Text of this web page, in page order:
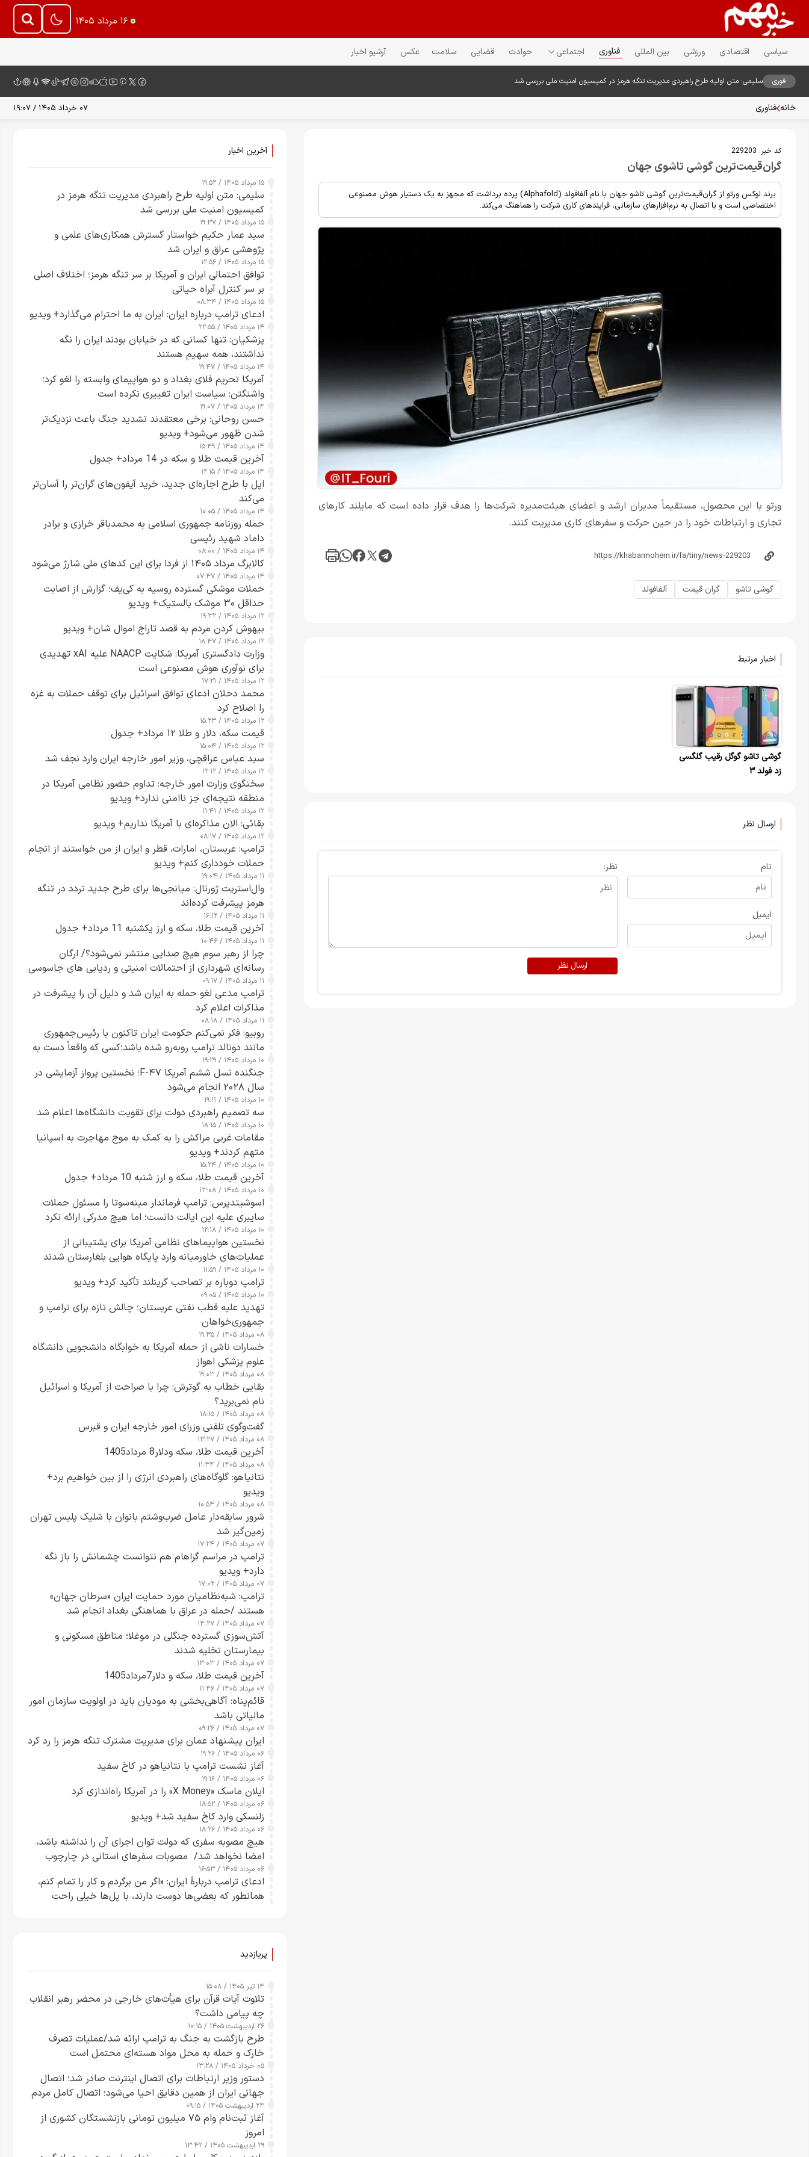
۱۶ مرداد ۱۴۰۵
سیاسی اقتصادی ورزشی بین المللی فناوری اجتماعی حوادث قضایی سلامت عکس آرشیو اخبار
فوری سلیمی: متن اولیه طرح راهبردی مدیریت تنگه هرمز در کمیسیون امنیت ملی بررسی شد
خانه فناوری ۰۷ خرداد ۱۴۰۵ / ۱۹:۰۷
کد خبر: 229203
گران‌قیمت‌ترین گوشی تاشوی جهان
برند لوکس ورتو از گران‌قیمت‌ترین گوشی تاشو جهان با نام آلفافولد (Alphafold) پرده برداشت که مجهز به یک دستیار هوش مصنوعی
اختصاصی است و با اتصال به نرم‌افزارهای سازمانی، فرایندهای کاری شرکت را هماهنگ می‌کند.
ورتو با این محصول، مستقیماً مدیران ارشد و اعضای هیئت‌مدیره شرکت‌ها را هدف قرار داده است که مایلند کارهای
تجاری و ارتباطات خود را در حین حرکت و سفرهای کاری مدیریت کنند.
گوشی تاشو گران قیمت آلفافولد
اخبار مرتبط
گوشی تاشو گوگل رقیب گلگسی
زد فولد ۳
ارسال نظر
نام
ایمیل
نظر:
ارسال نظر
آخرین اخبار
۱۵ مرداد ۱۴۰۵ / ۱۹:۵۲
سلیمی: متن اولیه طرح راهبردی مدیریت تنگه هرمز در
کمیسیون امنیت ملی بررسی شد
۱۵ مرداد ۱۴۰۵ / ۱۹:۳۷
سید عمار حکیم خواستار گسترش همکاری‌های علمی و
پژوهشی عراق و ایران شد
۱۵ مرداد ۱۴۰۵ / ۱۲:۵۶
توافق احتمالی ایران و آمریکا بر سر تنگه هرمز؛ اختلاف اصلی
بر سر کنترل آبراه حیاتی
۱۵ مرداد ۱۴۰۵ / ۰۸:۳۴
ادعای ترامپ درباره ایران: ایران به ما احترام می‌گذارد+ ویدیو
۱۴ مرداد ۱۴۰۵ / ۲۲:۵۵
پزشکیان: تنها کسانی که در خیابان بودند ایران را نگه
نداشتند، همه سهیم هستند
۱۴ مرداد ۱۴۰۵ / ۱۹:۴۷
آمریکا تحریم فلای بغداد و دو هواپیمای وابسته را لغو کرد؛
واشنگتن: سیاست ایران تغییری نکرده است
۱۴ مرداد ۱۴۰۵ / ۱۹:۰۷
حسن روحانی: برخی معتقدند تشدید جنگ باعث نزدیک‌تر
شدن ظهور می‌شود+ ویدیو
۱۴ مرداد ۱۴۰۵ / ۱۵:۴۹
آخرین قیمت طلا و سکه در 14 مرداد+ جدول
۱۴ مرداد ۱۴۰۵ / ۱۲:۱۵
اپل با طرح اجاره‌ای جدید، خرید آیفون‌های گران‌تر را آسان‌تر
می‌کند
۱۴ مرداد ۱۴۰۵ / ۱۰:۰۵
حمله روزنامه جمهوری اسلامی به محمدباقر خرازی و برادر
داماد شهید رئیسی
۱۴ مرداد ۱۴۰۵ / ۰۸:۰۰
کالابرگ مرداد ۱۴۰۵ از فردا برای این کدهای ملی شارژ می‌شود
۱۴ مرداد ۱۴۰۵ / ۰۷:۴۷
حملات موشکی گسترده روسیه به کی‌یف؛ گزارش از اصابت
حداقل ۳۰ موشک بالستیک+ ویدیو
۱۲ مرداد ۱۴۰۵ / ۱۹:۳۲
بیهوش کردن مردم به قصد تاراج اموال شان+ ویدیو
۱۲ مرداد ۱۴۰۵ / ۱۸:۴۷
وزارت دادگستری آمریکا: شکایت NAACP علیه xAI تهدیدی
برای نوآوری هوش مصنوعی است
۱۲ مرداد ۱۴۰۵ / ۱۷:۲۱
محمد دحلان ادعای توافق اسرائیل برای توقف حملات به غزه
را اصلاح کرد
۱۲ مرداد ۱۴۰۵ / ۱۵:۲۳
قیمت سکه، دلار و طلا ۱۲ مرداد+ جدول
۱۲ مرداد ۱۴۰۵ / ۱۵:۰۴
سید عباس عراقچی، وزیر امور خارجه ایران وارد نجف شد
۱۲ مرداد ۱۴۰۵ / ۱۲:۱۲
سخنگوی وزارت امور خارجه: تداوم حضور نظامی آمریکا در
منطقه نتیجه‌ای جز ناامنی ندارد+ ویدیو
۱۲ مرداد ۱۴۰۵ / ۱۱:۴۱
بقائی: الان مذاکره‌ای با آمریکا نداریم+ ویدیو
۱۲ مرداد ۱۴۰۵ / ۰۸:۱۷
ترامپ: عربستان، امارات، قطر و ایران از من خواستند از انجام
حملات خودداری کنم+ ویدیو
۱۱ مرداد ۱۴۰۵ / ۱۹:۰۴
وال‌استریت ژورنال: میانجی‌ها برای طرح جدید تردد در تنگه
هرمز پیشرفت کرده‌اند
۱۱ مرداد ۱۴۰۵ / ۱۶:۱۲
آخرین قیمت طلا، سکه و ارز یکشنبه 11 مرداد+ جدول
۱۱ مرداد ۱۴۰۵ / ۱۰:۴۶
چرا از رهبر سوم هیچ صدایی منتشر نمی‌شود؟/ ارگان
رسانه‌ای شهرداری از احتمالات امنیتی و ردیابی های جاسوسی
گفت
۱۱ مرداد ۱۴۰۵ / ۰۹:۱۷
ترامپ مدعی لغو حمله به ایران شد و دلیل آن را پیشرفت در
مذاکرات اعلام کرد
۱۱ مرداد ۱۴۰۵ / ۰۸:۱۸
روبیو: فکر نمی‌کنم حکومت ایران تاکنون با رئیس‌جمهوری
مانند دونالد ترامپ روبه‌رو شده باشد؛کسی که واقعاً دست به
اقدام می‌زند
۱۰ مرداد ۱۴۰۵ / ۱۹:۲۹
جنگنده نسل ششم آمریکا F-۴۷؛ نخستین پرواز آزمایشی در
سال ۲۰۲۸ انجام می‌شود
۱۰ مرداد ۱۴۰۵ / ۱۹:۱۱
سه تصمیم راهبردی دولت برای تقویت دانشگاه‌ها اعلام شد
۱۰ مرداد ۱۴۰۵ / ۱۸:۱۵
مقامات غربی مراکش را به کمک به موج مهاجرت به اسپانیا
متهم کردند+ ویدیو
۱۰ مرداد ۱۴۰۵ / ۱۵:۲۴
آخرین قیمت طلا، سکه و ارز شنبه 10 مرداد+ جدول
۱۰ مرداد ۱۴۰۵ / ۱۳:۰۸
اسوشیتدپرس: ترامپ فرماندار مینه‌سوتا را مسئول حملات
سایبری علیه این ایالت دانست؛ اما هیچ مدرکی ارائه نکرد
۱۰ مرداد ۱۴۰۵ / ۱۲:۱۸
نخستین هواپیماهای نظامی آمریکا برای پشتیبانی از
عملیات‌های خاورمیانه وارد پایگاه هوایی بلغارستان شدند
۱۰ مرداد ۱۴۰۵ / ۱۱:۵۹
ترامپ دوباره بر تصاحب گرینلند تأکید کرد+ ویدیو
۱۰ مرداد ۱۴۰۵ / ۰۹:۰۵
تهدید علیه قطب نفتی عربستان؛ چالش تازه برای ترامپ و
جمهوری‌خواهان
۰۸ مرداد ۱۴۰۵ / ۱۹:۳۵
خسارات ناشی از حمله آمریکا به خوابگاه دانشجویی دانشگاه
علوم پزشکی اهواز
۰۸ مرداد ۱۴۰۵ / ۱۹:۰۳
بقایی خطاب به گوترش: چرا با صراحت از آمریکا و اسرائیل
نام نمی‌برید؟
۰۸ مرداد ۱۴۰۵ / ۱۸:۱۵
گفت‌وگوی تلفنی وزرای امور خارجه ایران و قبرس
۰۸ مرداد ۱۴۰۵ / ۱۳:۲۷
آخرین قیمت طلا، سکه ودلار8 مرداد1405
۰۸ مرداد ۱۴۰۵ / ۱۱:۳۴
نتانیاهو: گلوگاه‌های راهبردی انرژی را از بین خواهیم برد+
ویدیو
۰۸ مرداد ۱۴۰۵ / ۱۰:۵۴
شرور سابقه‌دار عامل ضرب‌وشتم بانوان با شلیک پلیس تهران
زمین‌گیر شد
۰۷ مرداد ۱۴۰۵ / ۱۷:۲۴
ترامپ در مراسم گراهام هم نتوانست چشمانش را باز نگه
دارد+ ویدیو
۰۷ مرداد ۱۴۰۵ / ۱۷:۰۲
ترامپ: شبه‌نظامیان مورد حمایت ایران «سرطان جهان»
هستند /حمله در عراق با هماهنگی بغداد انجام شد
۰۷ مرداد ۱۴۰۵ / ۱۴:۲۷
آتش‌سوزی گسترده جنگلی در موغلا؛ مناطق مسکونی و
بیمارستان تخلیه شدند
۰۷ مرداد ۱۴۰۵ / ۱۳:۰۳
آخرین قیمت طلا، سکه و دلار7مرداد1405
۰۷ مرداد ۱۴۰۵ / ۱۱:۴۶
قائم‌پناه: آگاهی‌بخشی به مودیان باید در اولویت سازمان امور
مالیاتی باشد
۰۷ مرداد ۱۴۰۵ / ۰۹:۲۶
ایران پیشنهاد عمان برای مدیریت مشترک تنگه هرمز را رد کرد
۰۶ مرداد ۱۴۰۵ / ۱۹:۲۶
آغاز نشست ترامپ با نتانیاهو در کاخ سفید
۰۶ مرداد ۱۴۰۵ / ۱۹:۱۶
ایلان ماسک «X Money» را در آمریکا راه‌اندازی کرد
۰۶ مرداد ۱۴۰۵ / ۱۸:۵۲
زلنسکی وارد کاخ سفید شد+ ویدیو
۰۶ مرداد ۱۴۰۵ / ۱۸:۲۶
هیچ مصوبه سفری که دولت توان اجرای آن را نداشته باشد،
امضا نخواهد شد/ مصوبات سفرهای استانی در چارچوب
قانون بودجه است+ عکس
۰۶ مرداد ۱۴۰۵ / ۱۶:۵۳
ادعای ترامپ دربارهٔ ایران: «اگر من برگردم و کار را تمام کنم،
همانطور که بعضی‌ها دوست دارند، با پل‌ها خیلی راحت
پربازدید
۱۴ تیر ۱۴۰۵ / ۱۵:۰۸
تلاوت آیات قرآن برای هیأت‌های خارجی در محضر رهبر انقلاب
چه پیامی داشت؟
۲۶ اردیبهشت ۱۴۰۵ / ۱۰:۱۵
طرح‌ بازگشت به جنگ به ترامپ ارائه شد/عملیات تصرف
خارک و حمله به محل مواد هسته‌ای محتمل است
۰۵ خرداد ۱۴۰۵ / ۱۳:۲۸
دستور وزیر ارتباطات برای اتصال اینترنت صادر شد؛ اتصال
جهانی ایران از همین دقایق احیا می‌شود؛ اتصال کامل مردم
تا ۲۴ ساعت آینده
۲۴ اردیبهشت ۱۴۰۵ / ۰۹:۱۵
آغاز ثبت‌نام وام ۷۵ میلیون تومانی بازنشستگان کشوری از
امروز
۲۹ اردیبهشت ۱۴۰۵ / ۱۳:۴۲